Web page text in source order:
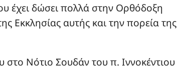
έχει δώσει πολλά στην Ορθόδοξη
Εκκλησίας αυτής και την πορεία της
Νότιο Σουδάν του π. Ιννοκέντιου